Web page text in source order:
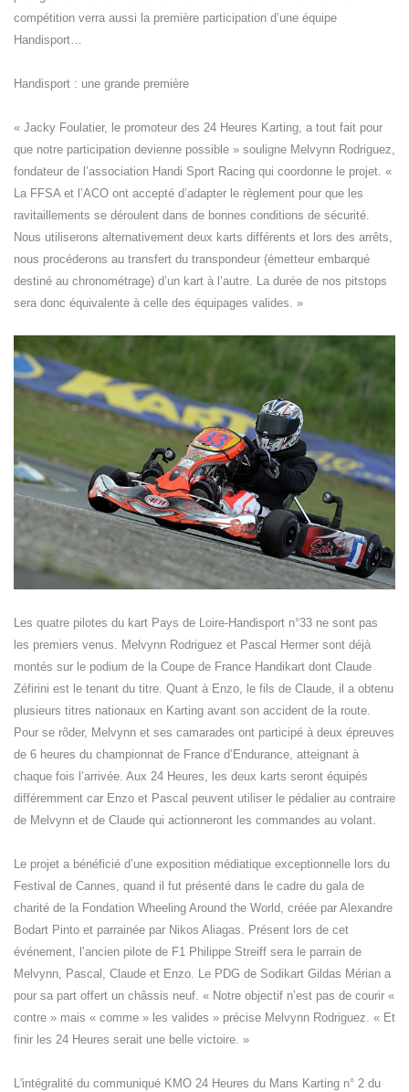
compétition verra aussi la première participation d’une équipe
Handisport…
Handisport : une grande première
« Jacky Foulatier, le promoteur des 24 Heures Karting, a tout fait pour
que notre participation devienne possible » souligne Melvynn Rodriguez,
fondateur de l’association Handi Sport Racing qui coordonne le projet. «
La FFSA et l’ACO ont accepté d’adapter le règlement pour que les
ravitaillements se déroulent dans de bonnes conditions de sécurité.
Nous utiliserons alternativement deux karts différents et lors des arrêts,
nous procéderons au transfert du transpondeur (émetteur embarqué
destiné au chronométrage) d’un kart à l’autre. La durée de nos pitstops
sera donc équivalente à celle des équipages valides. »
Les quatre pilotes du kart Pays de Loire-Handisport n°33 ne sont pas
les premiers venus. Melvynn Rodriguez et Pascal Hermer sont déjà
montés sur le podium de la Coupe de France Handikart dont Claude
Zéfirini est le tenant du titre. Quant à Enzo, le fils de Claude, il a obtenu
plusieurs titres nationaux en Karting avant son accident de la route.
Pour se rôder, Melvynn et ses camarades ont participé à deux épreuves
de 6 heures du championnat de France d’Endurance, atteignant à
chaque fois l’arrivée. Aux 24 Heures, les deux karts seront équipés
différemment car Enzo et Pascal peuvent utiliser le pédalier au contraire
de Melvynn et de Claude qui actionneront les commandes au volant.
Le projet a bénéficié d’une exposition médiatique exceptionnelle lors du
Festival de Cannes, quand il fut présenté dans le cadre du gala de
charité de la Fondation Wheeling Around the World, créée par Alexandre
Bodart Pinto et parrainée par Nikos Aliagas. Présent lors de cet
événement, l’ancien pilote de F1 Philippe Streiff sera le parrain de
Melvynn, Pascal, Claude et Enzo. Le PDG de Sodikart Gildas Mérian a
pour sa part offert un châssis neuf. « Notre objectif n’est pas de courir «
contre » mais « comme » les valides » précise Melvynn Rodriguez. « Et
finir les 24 Heures serait une belle victoire. »
L'intégralité du communiqué KMO 24 Heures du Mans Karting n° 2 du